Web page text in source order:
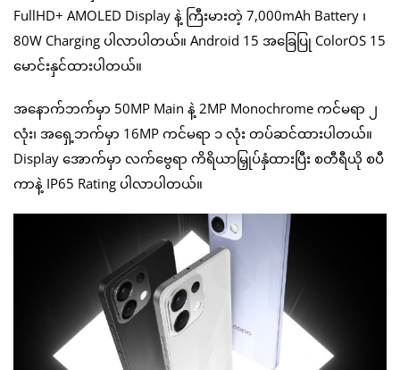
FullHD+ AMOLED Display နဲ့ ကြီးမားတဲ့ 7,000mAh Battery ၊
80W Charging ပါလာပါတယ်။ Android 15 အခြေပြု ColorOS 15
မောင်းနှင်ထားပါတယ်။
အနောက်ဘက်မှာ 50MP Main နဲ့ 2MP Monochrome ကင်မရာ ၂
လုံး၊ အရှေ့ဘက်မှာ 16MP ကင်မရာ ၁ လုံး တပ်ဆင်ထားပါတယ်။
Display အောက်မှာ လက်ဗွေရာ ကိရိယာမြှုပ်နှံထားပြီး စတီရီယို စပီ
ကာနဲ့ IP65 Rating ပါလာပါတယ်။